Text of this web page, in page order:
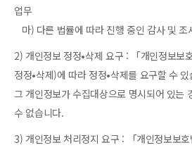
업무
마) 다른 법률에 따라 진행 중인 감사 및 조
2) 개인정보 정정•삭제 요구 : 「개인정보보
정정•삭제)에 따라 정정•삭제를 요구할 수
그 개인정보가 수집대상으로 명시되어 있는
수 없습니다.
3) 개인정보 처리정지 요구 : 「개인정보보